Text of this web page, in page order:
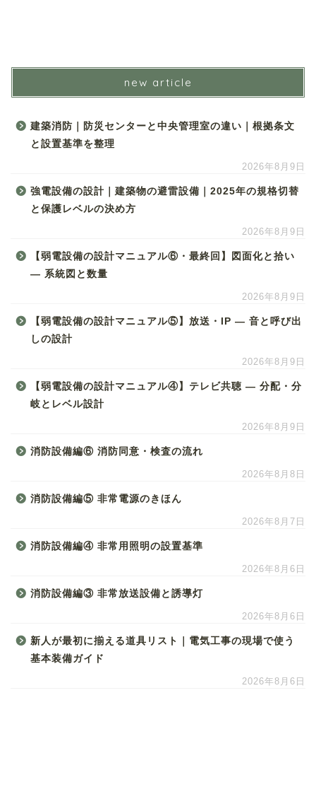
new article
建築消防｜防災センターと中央管理室の違い｜根拠条文
と設置基準を整理
2026年8月9日
強電設備の設計｜建築物の避雷設備｜2025年の規格切替
と保護レベルの決め方
2026年8月9日
【弱電設備の設計マニュアル⑥・最終回】図面化と拾い
― 系統図と数量
2026年8月9日
【弱電設備の設計マニュアル⑤】放送・IP ― 音と呼び出
しの設計
2026年8月9日
【弱電設備の設計マニュアル④】テレビ共聴 ― 分配・分
岐とレベル設計
2026年8月9日
消防設備編⑥ 消防同意・検査の流れ
2026年8月8日
消防設備編⑤ 非常電源のきほん
2026年8月7日
消防設備編④ 非常用照明の設置基準
2026年8月6日
消防設備編③ 非常放送設備と誘導灯
2026年8月6日
新人が最初に揃える道具リスト｜電気工事の現場で使う
基本装備ガイド
2026年8月6日